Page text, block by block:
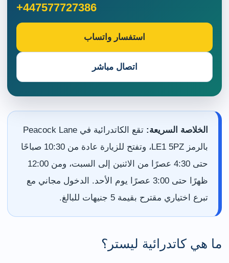
+447577727386
استفسار واتساب
اتصال مباشر
الخلاصة السريعة:
تقع الكاتدرائية في Peacock Lane
بالرمز LE1 5PZ، وتفتح للزيارة عادة من 10:30 صباحًا
حتى 4:30 عصرًا من الاثنين إلى السبت، ومن 12:00
ظهرًا حتى 3:00 عصرًا يوم الأحد. الدخول مجاني مع
تبرع اختياري مقترح بقيمة 5 جنيهات للبالغ.
ما هي كاتدرائية ليستر؟